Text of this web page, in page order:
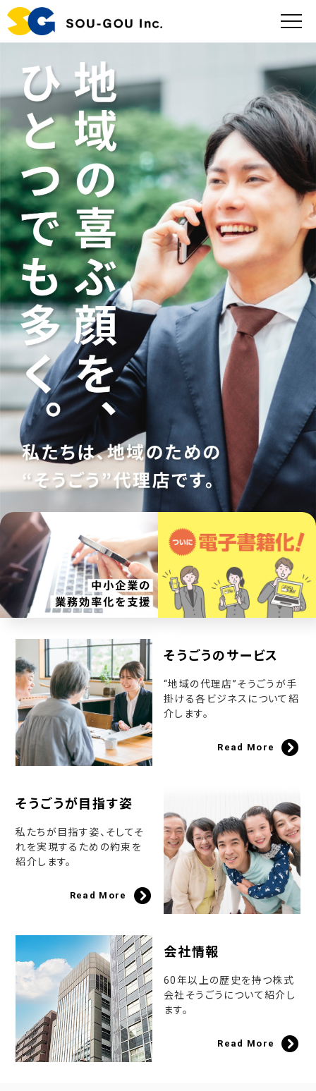
そうごうのサービス
“地域の代理店”そうごうが手
掛ける各ビジネスについて紹
介します。
Read More
そうごうが目指す姿
私たちが目指す姿、そしてそ
れを実現するための約束を
紹介します。
Read More
会社情報
60年以上の歴史を持つ株式
会社そうごうについて紹介し
ます。
Read More